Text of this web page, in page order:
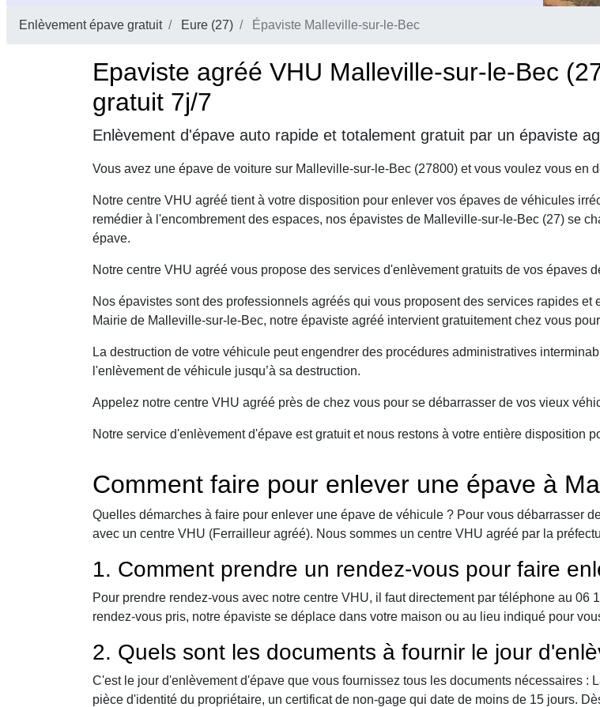
Enlèvement épave gratuit Eure (27) Épaviste Malleville-sur-le-Bec
Epaviste agréé VHU Malleville-sur-le-Bec
gratuit 7j/7
Enlèvement d'épave auto rapide et totalement gratuit par un épaviste
Vous avez une épave de voiture sur Malleville-sur-le-Bec (27800) et vous voulez vous en
Notre centre VHU agréé tient à votre disposition pour enlever vos épaves de véhicules
remédier à l'encombrement des espaces, nos épavistes de Malleville-sur-le-Bec (27) se
épave.
Notre centre VHU agréé vous propose des services d'enlèvement gratuits de vos épaves
Nos épavistes sont des professionnels agréés qui vous proposent des services rapides
Mairie de Malleville-sur-le-Bec, notre épaviste agréé intervient gratuitement chez vous
La destruction de votre véhicule peut engendrer des procédures administratives
l'enlèvement de véhicule jusqu’à sa destruction.
Appelez notre centre VHU agréé près de chez vous pour se débarrasser de vos vieux
Notre service d'enlèvement d'épave est gratuit et nous restons à votre entière disposition
Comment faire pour enlever une épave à
Quelles démarches à faire pour enlever une épave de véhicule ? Pour vous débarrasser
avec un centre VHU (Ferrailleur agréé). Nous sommes un centre VHU agréé par la
1. Comment prendre un rendez-vous pour faire
Pour prendre rendez-vous avec notre centre VHU, il faut directement par téléphone au
rendez-vous pris, notre épaviste se déplace dans votre maison ou au lieu indiqué pour
2. Quels sont les documents à fournir le jour
C'est le jour d'enlèvement d'épave que vous fournissez tous les documents nécessaires :
pièce d'identité du propriétaire, un certificat de non-gage qui date de moins de 15 jours.